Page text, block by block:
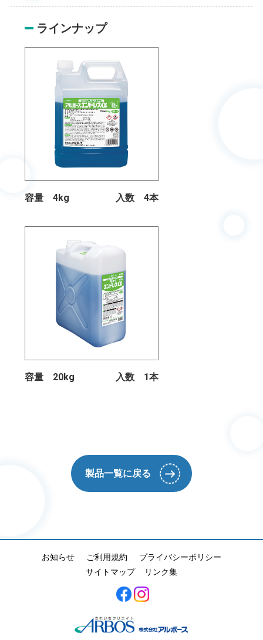
ラインナップ
容量 4kg 入数 4本
容量 20kg 入数 1本
製品一覧に戻る
お知らせ ご利用規約
プライバシーポリシー
サイトマップ
リンク集